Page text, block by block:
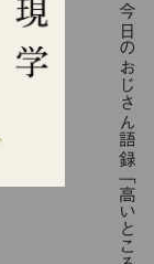
今日のおじさん語録